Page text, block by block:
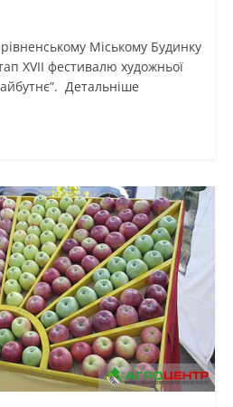
Міському Будинку
XVII фестивалю художньої
Детальніше